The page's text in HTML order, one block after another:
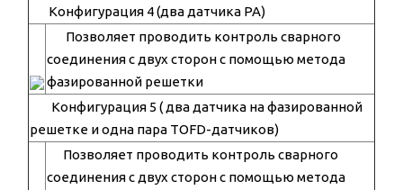
Конфигурация 4 (два датчика PA)
Позволяет проводить контроль сварного
соединения с двух сторон с помощью метода
фазированной решетки
Конфигурация 5 ( два датчика на фазированной
решетке и одна пара TOFD-датчиков)
Позволяет проводить контроль сварного
соединения с двух сторон с помощью метода